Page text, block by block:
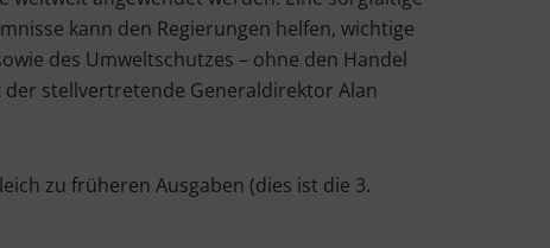
kann den Regierungen helfen, wichtige
des Umweltschutzes – ohne den Handel
der stellvertretende Generaldirektor Alan
zu früheren Ausgaben (dies ist die 3.